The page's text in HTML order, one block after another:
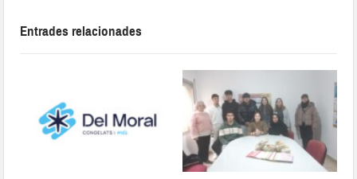
Entrades relacionades